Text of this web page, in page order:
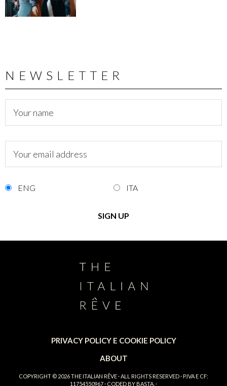
NEWSLETTER
ENG ITA
PRIVACY POLICY E COOKIE POLICY
ABOUT
COPYRIGHT © 2026THE ITALIAN RÊVE· ALL RIGHTS RESERVED · P.IVA E CF:
11754550967 · CODED BY BASTA. ·